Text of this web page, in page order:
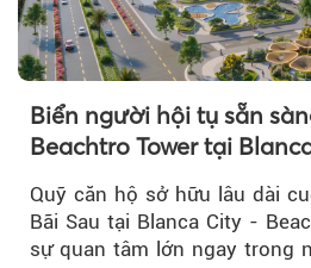
Biển người hội tụ sẵn
Beachtro Tower tại
Quỹ căn hộ sở hữu lâu dài
Bãi Sau tại Blanca City -
sự quan tâm lớn ngay trong